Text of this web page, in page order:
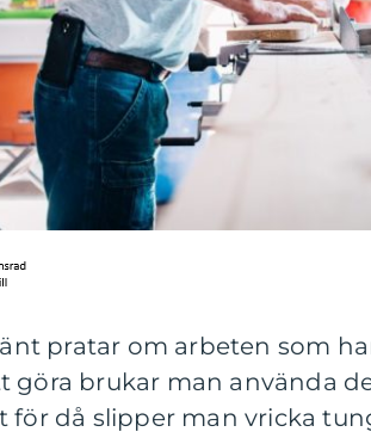
pratar om arbeten som
göra brukar man använda
för då slipper man vricka